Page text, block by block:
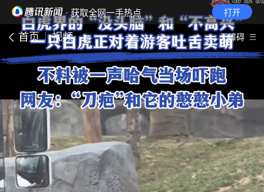
· 获取全网一手热点 打开
首页 视频 无障碍